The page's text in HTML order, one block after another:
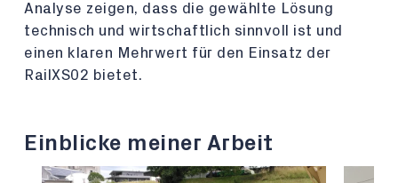
Analyse zeigen, dass die gewählte Lösung
technisch und wirtschaftlich sinnvoll ist und
einen klaren Mehrwert für den Einsatz der
RailXS02 bietet.
Einblicke meiner Arbeit